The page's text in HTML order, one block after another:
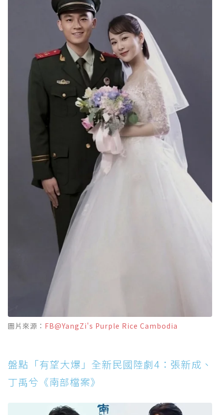
圖片來源： FB@YangZi's Purple Rice Cambodia
盤點「有望大爆」全新民國陸劇4：張新成、
丁禹兮《南部檔案》